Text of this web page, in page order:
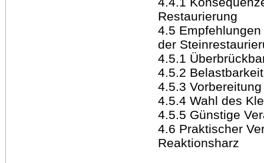
Restaurierung
4.5
der
4.5.1
4.5.2
4.5.3
4.5.4 Wahl des
4.5.5 Günstige
4.6 Praktischer
Reaktionsharz